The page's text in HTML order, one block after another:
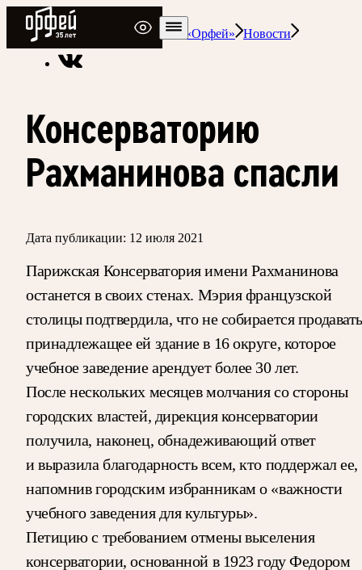
Радио Орфей
Радио классической музыки «Орфей»
Новости
Консерваторию
Рахманинова спасли
Дата публикации: 12 июля 2021
Парижская Консерватория имени Рахманинова
останется в своих стенах. Мэрия французской
столицы подтвердила, что не собирается продавать
принадлежащее ей здание в 16 округе, которое
учебное заведение арендует более 30 лет.
После нескольких месяцев молчания со стороны
городских властей, дирекция консерватории
получила, наконец, обнадеживающий ответ
и выразила благодарность всем, кто поддержал ее,
напомнив городским избранникам о «важности
учебного заведения для культуры».
Петицию с требованием отмены выселения
консерватории, основанной в 1923 году Федором